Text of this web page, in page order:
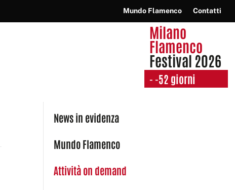
Mundo Flamenco Contatti
Milano
Flamenco
Festival 2026
- -52 giorni
News in evidenza
Mundo Flamenco
Attività on demand